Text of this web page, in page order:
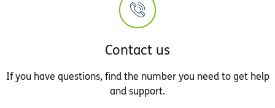
Contact us
If you have questions, find the number you need to get help
and support.